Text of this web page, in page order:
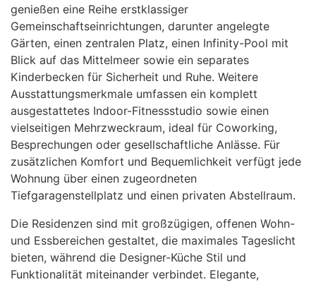
genießen eine Reihe erstklassiger
Gemeinschaftseinrichtungen, darunter angelegte
Gärten, einen zentralen Platz, einen Infinity-Pool mit
Blick auf das Mittelmeer sowie ein separates
Kinderbecken für Sicherheit und Ruhe. Weitere
Ausstattungsmerkmale umfassen ein komplett
ausgestattetes Indoor-Fitnessstudio sowie einen
vielseitigen Mehrzweckraum, ideal für Coworking,
Besprechungen oder gesellschaftliche Anlässe. Für
zusätzlichen Komfort und Bequemlichkeit verfügt jede
Wohnung über einen zugeordneten
Tiefgaragenstellplatz und einen privaten Abstellraum.
Die Residenzen sind mit großzügigen, offenen Wohn-
und Essbereichen gestaltet, die maximales Tageslicht
bieten, während die Designer-Küche Stil und
Funktionalität miteinander verbindet. Elegante,